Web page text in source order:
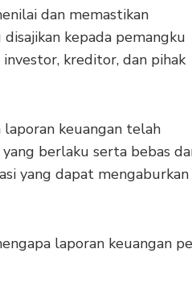
dan memastikan
kepada pemangku
kreditor, dan pihak
keuangan telah
berlaku serta bebas
yang dapat mengaburkan
laporan keuangan